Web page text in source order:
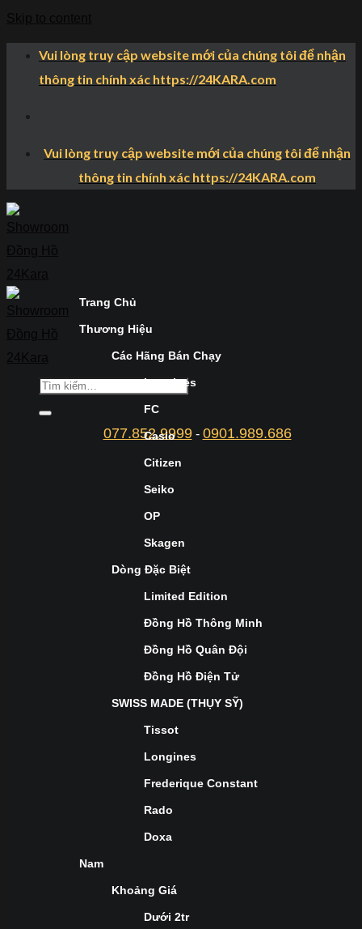
Vui lòng truy cập website mới của chúng tôi để nhận
thông tin chính xác https://24KARA.com
Vui lòng truy cập website mới của chúng tôi để nhận
thông tin chính xác https://24KARA.com
077.852.9999- 0901.989.686
Trang Chủ
Thương Hiệu
Các Hãng Bán Chạy
Longines
FC
Casio
Citizen
Seiko
OP
Skagen
Dòng Đặc Biệt
Limited Edition
Đồng Hồ Thông Minh
Đồng Hồ Quân Đội
Đồng Hồ Điện Tử
SWISS MADE (THỤY SỸ)
Tissot
Longines
Frederique Constant
Rado
Doxa
Nam
Khoảng Giá
Dưới 2tr